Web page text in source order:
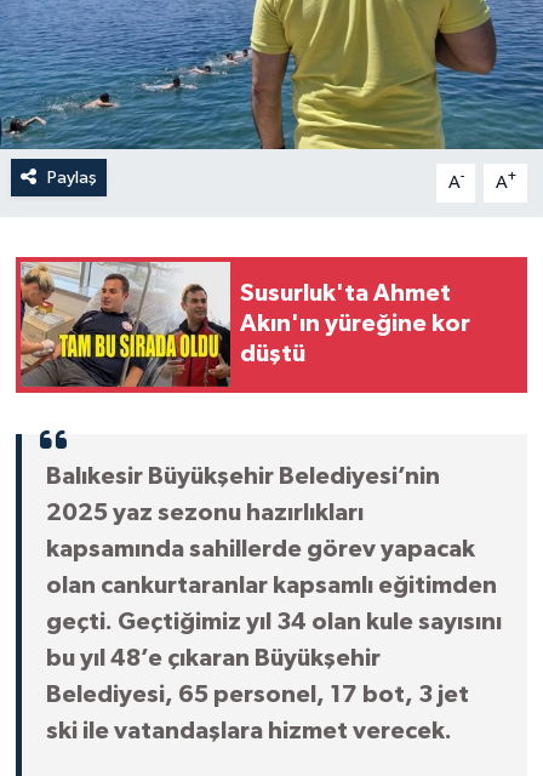
Paylaş A- A+
Susurluk'ta Ahmet
Akın'ın yüreğine kor
düştü
Balıkesir Büyükşehir Belediyesi’nin
2025 yaz sezonu hazırlıkları
kapsamında sahillerde görev yapacak
olan cankurtaranlar kapsamlı eğitimden
geçti. Geçtiğimiz yıl 34 olan kule sayısını
bu yıl 48’e çıkaran Büyükşehir
Belediyesi, 65 personel, 17 bot, 3 jet
ski ile vatandaşlara hizmet verecek.